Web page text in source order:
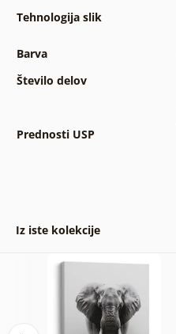
Tehnologija slik
Barva
Število delov
Prednosti USP
Iz iste kolekcije